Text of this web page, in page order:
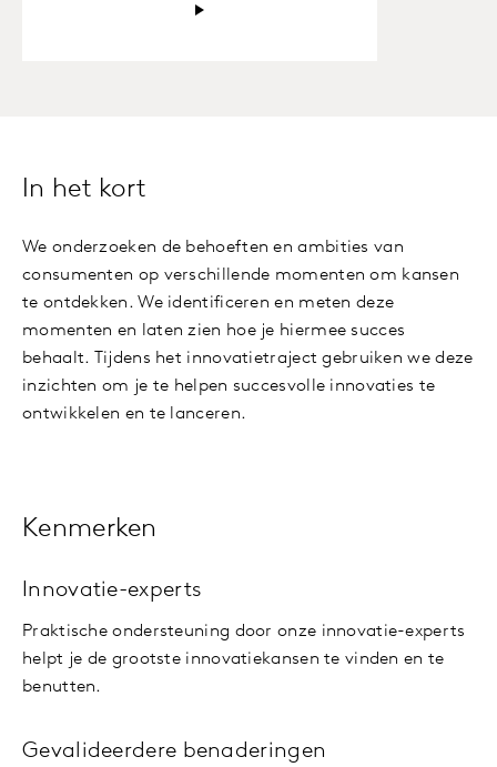
In het kort
We onderzoeken de behoeften en ambities van
consumenten op verschillende momenten om kansen
te ontdekken. We identificeren en meten deze
momenten en laten zien hoe je hiermee succes
behaalt. Tijdens het innovatietraject gebruiken we deze
inzichten om je te helpen succesvolle innovaties te
ontwikkelen en te lanceren.
Kenmerken
Innovatie-experts
Praktische ondersteuning door onze innovatie-experts
helpt je de grootste innovatiekansen te vinden en te
benutten.
Gevalideerdere benaderingen